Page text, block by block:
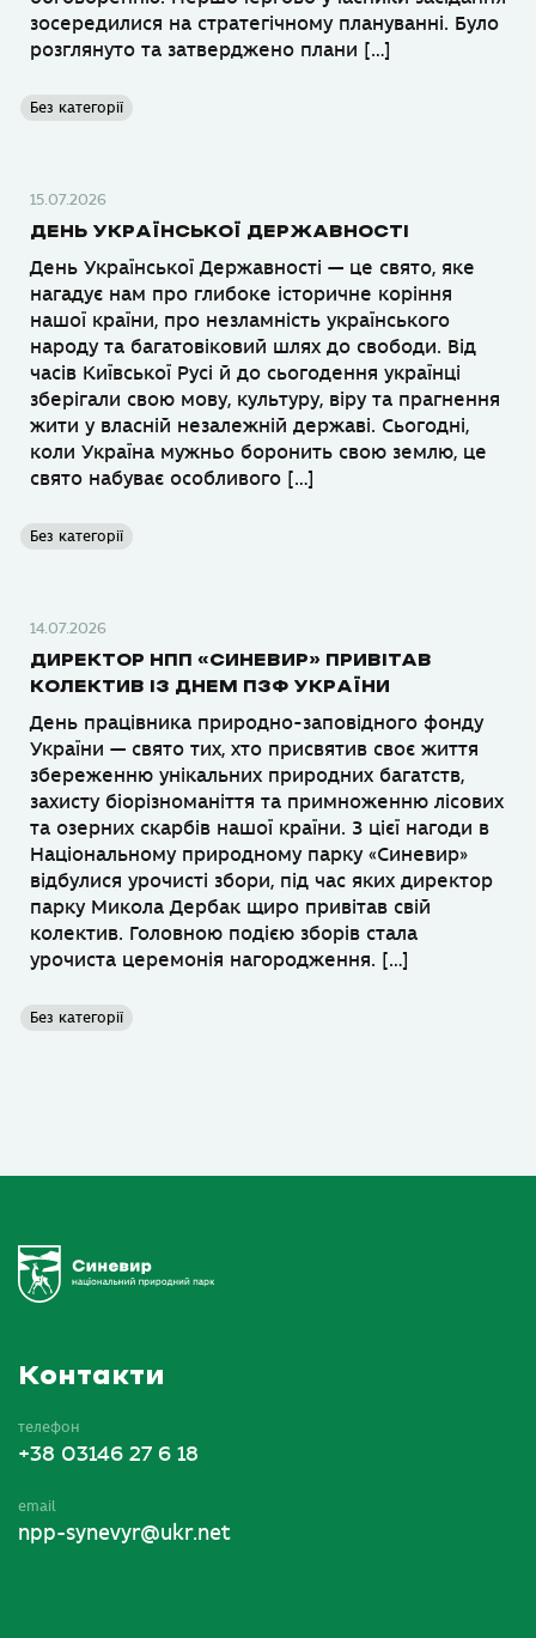
зосередилися на стратегічному плануванні. Було
розглянуто та затверджено плани […]
Без категорії
15.07.2026
ДЕНЬ УКРАЇНСЬКОЇ ДЕРЖАВНОСТІ
День Української Державності — це свято, яке
нагадує нам про глибоке історичне коріння
нашої країни, про незламність українського
народу та багатовіковий шлях до свободи. Від
часів Київської Русі й до сьогодення українці
зберігали свою мову, культуру, віру та прагнення
жити у власній незалежній державі. Сьогодні,
коли Україна мужньо боронить свою землю, це
свято набуває особливого […]
Без категорії
14.07.2026
ДИРЕКТОР НПП «СИНЕВИР» ПРИВІТАВ
КОЛЕКТИВ ІЗ ДНЕМ ПЗФ УКРАЇНИ
День працівника природно-заповідного фонду
України — свято тих, хто присвятив своє життя
збереженню унікальних природних багатств,
захисту біорізноманіття та примноженню лісових
та озерних скарбів нашої країни. З цієї нагоди в
Національному природному парку «Синевир»
відбулися урочисті збори, під час яких директор
парку Микола Дербак щиро привітав свій
колектив. Головною подією зборів стала
урочиста церемонія нагородження. […]
Без категорії
Контакти
телефон
+38 03146 27 6 18
email
npp-synevyr@ukr.net